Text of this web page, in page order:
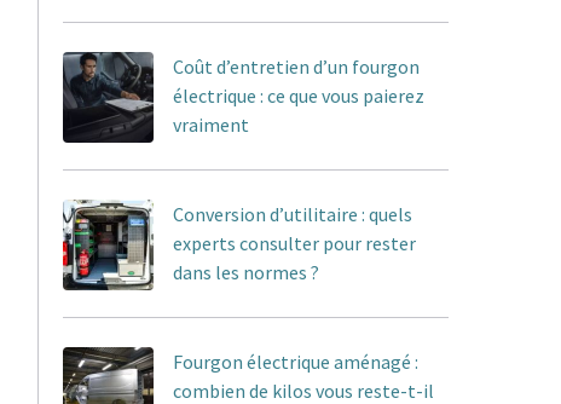
Coût d’entretien d’un fourgon
électrique : ce que vous paierez
vraiment
Conversion d’utilitaire : quels
experts consulter pour rester
dans les normes ?
Fourgon électrique aménagé :
combien de kilos vous reste-t-il